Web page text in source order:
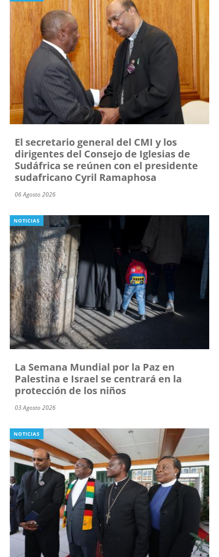
El secretario general del CMI y los
dirigentes del Consejo de Iglesias de
Sudáfrica se reúnen con el presidente
sudafricano Cyril Ramaphosa
06 Agosto 2026
NOTICIAS
La Semana Mundial por la Paz en
Palestina e Israel se centrará en la
protección de los niños
03 Agosto 2026
NOTICIAS